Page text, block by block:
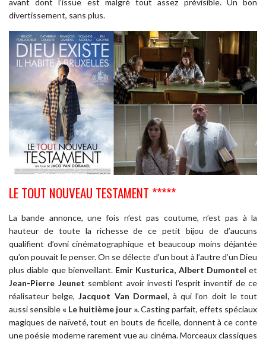
divertissement, sans plus.
LE TOUT NOUVEAU TESTAMENT *****
La bande annonce, une fois n’est pas coutume, n’est pas à la
hauteur de toute la richesse de ce petit bijou de d’aucuns
qualifient d’ovni cinématographique et beaucoup moins déjantée
qu’on pouvait le penser. On se délecte d’un bout à l’autre d’un Dieu
plus diable que bienveillant. Emir Kusturica, Albert Dumontel et
Jean-Pierre Jeunet semblent avoir investi l’esprit inventif de ce
réalisateur belge,Jacquot Van Dormael,à qui l’on doit le tout
aussi sensible « Le huitième jour ».Casting parfait, effets spéciaux
magiques de naïveté, tout en bouts de ficelle, donnent à ce conte
une poésie moderne rarement vue au cinéma. Morceaux classiques